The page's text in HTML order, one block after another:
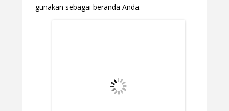
gunakan sebagai beranda Anda.